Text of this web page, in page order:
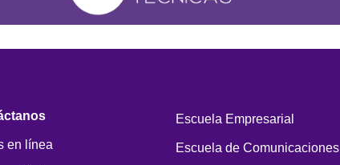
en línea
Escuela Empresarial
Escuela de Comunicaciones